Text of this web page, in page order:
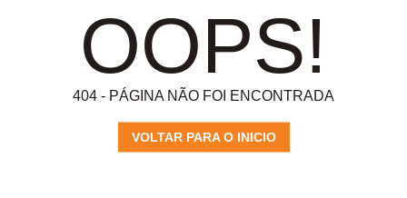
OOPS!
404 - PÁGINA NÃO FOI ENCONTRADA
VOLTAR PARA O INICIO